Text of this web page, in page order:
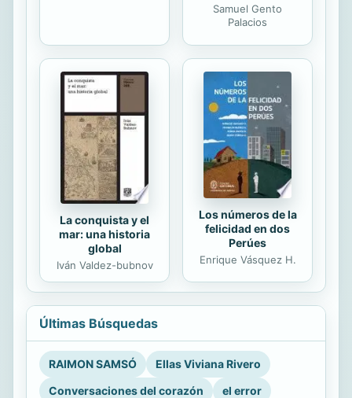
Samuel Gento
Palacios
La conquista y el
mar: una historia
global
Iván Valdez-bubnov
Los números de la
felicidad en dos
Perúes
Enrique Vásquez H.
Últimas Búsquedas
RAIMON SAMSÓ
Ellas Viviana Rivero
Conversaciones del corazón
el error